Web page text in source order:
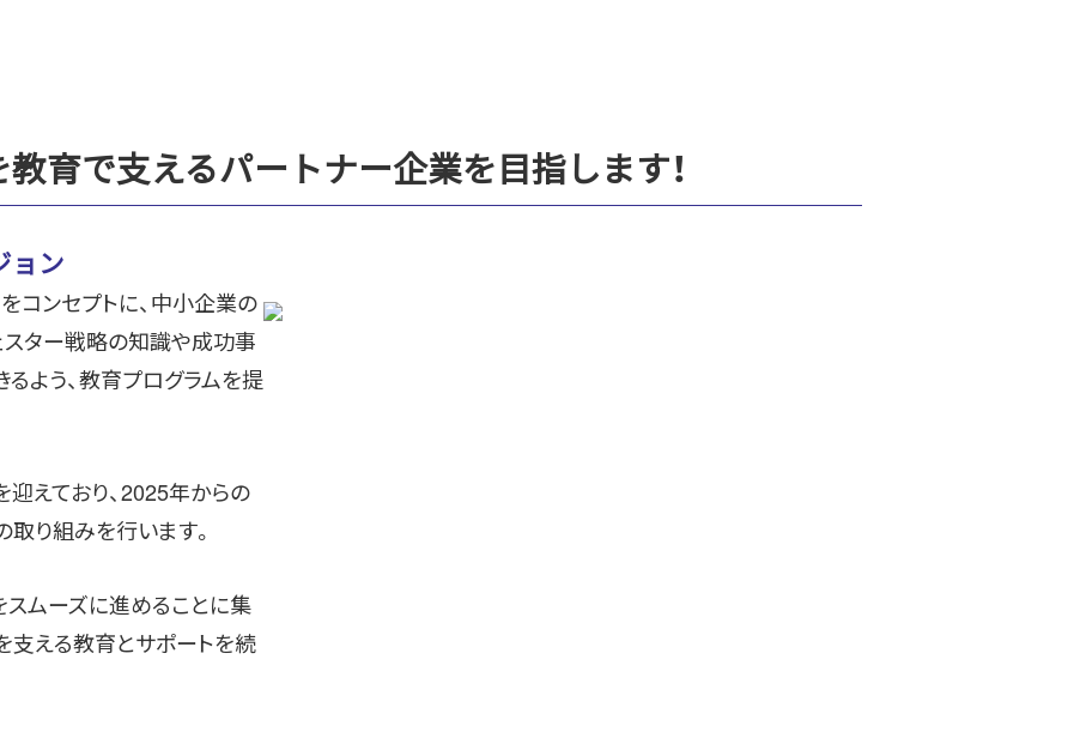
育で支えるパートナー企業を目指します！
ョン
コンセプトに、中小企業の
ター戦略の知識や成功事
よう、教育プログラムを提
えており、2025年からの
り組みを行います。
ムーズに進めることに集
支える教育とサポートを続